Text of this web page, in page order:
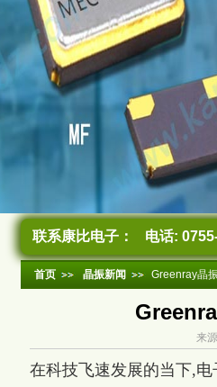
联系康比电子： 电话:
首页 晶振新闻 Greenray晶
来
在科技飞速发展的当下,